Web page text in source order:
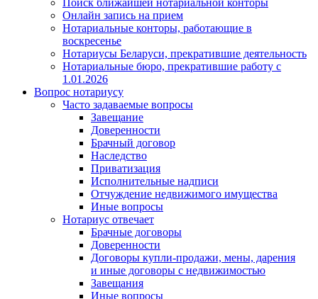
Поиск ближайшей нотариальной конторы
Онлайн запись на прием
Нотариальные конторы, работающие в
воскресенье
Нотариусы Беларуси, прекратившие деятельность
Нотариальные бюро, прекратившие работу с
1.01.2026
Вопрос нотариусу
Часто задаваемые вопросы
Завещание
Доверенности
Брачный договор
Наследство
Приватизация
Исполнительные надписи
Отчуждение недвижимого имущества
Иные вопросы
Нотариус отвечает
Брачные договоры
Доверенности
Договоры купли-продажи, мены, дарения
и иные договоры с недвижимостью
Завещания
Иные вопросы